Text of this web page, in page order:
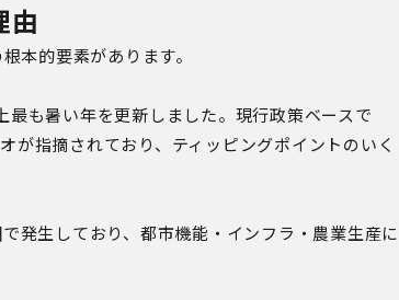
由
本的要素があります。
最も暑い年を更新しました。現行政策ベースで
が指摘されており、ティッピングポイントのいく
発生しており、都市機能・インフラ・農業生産に